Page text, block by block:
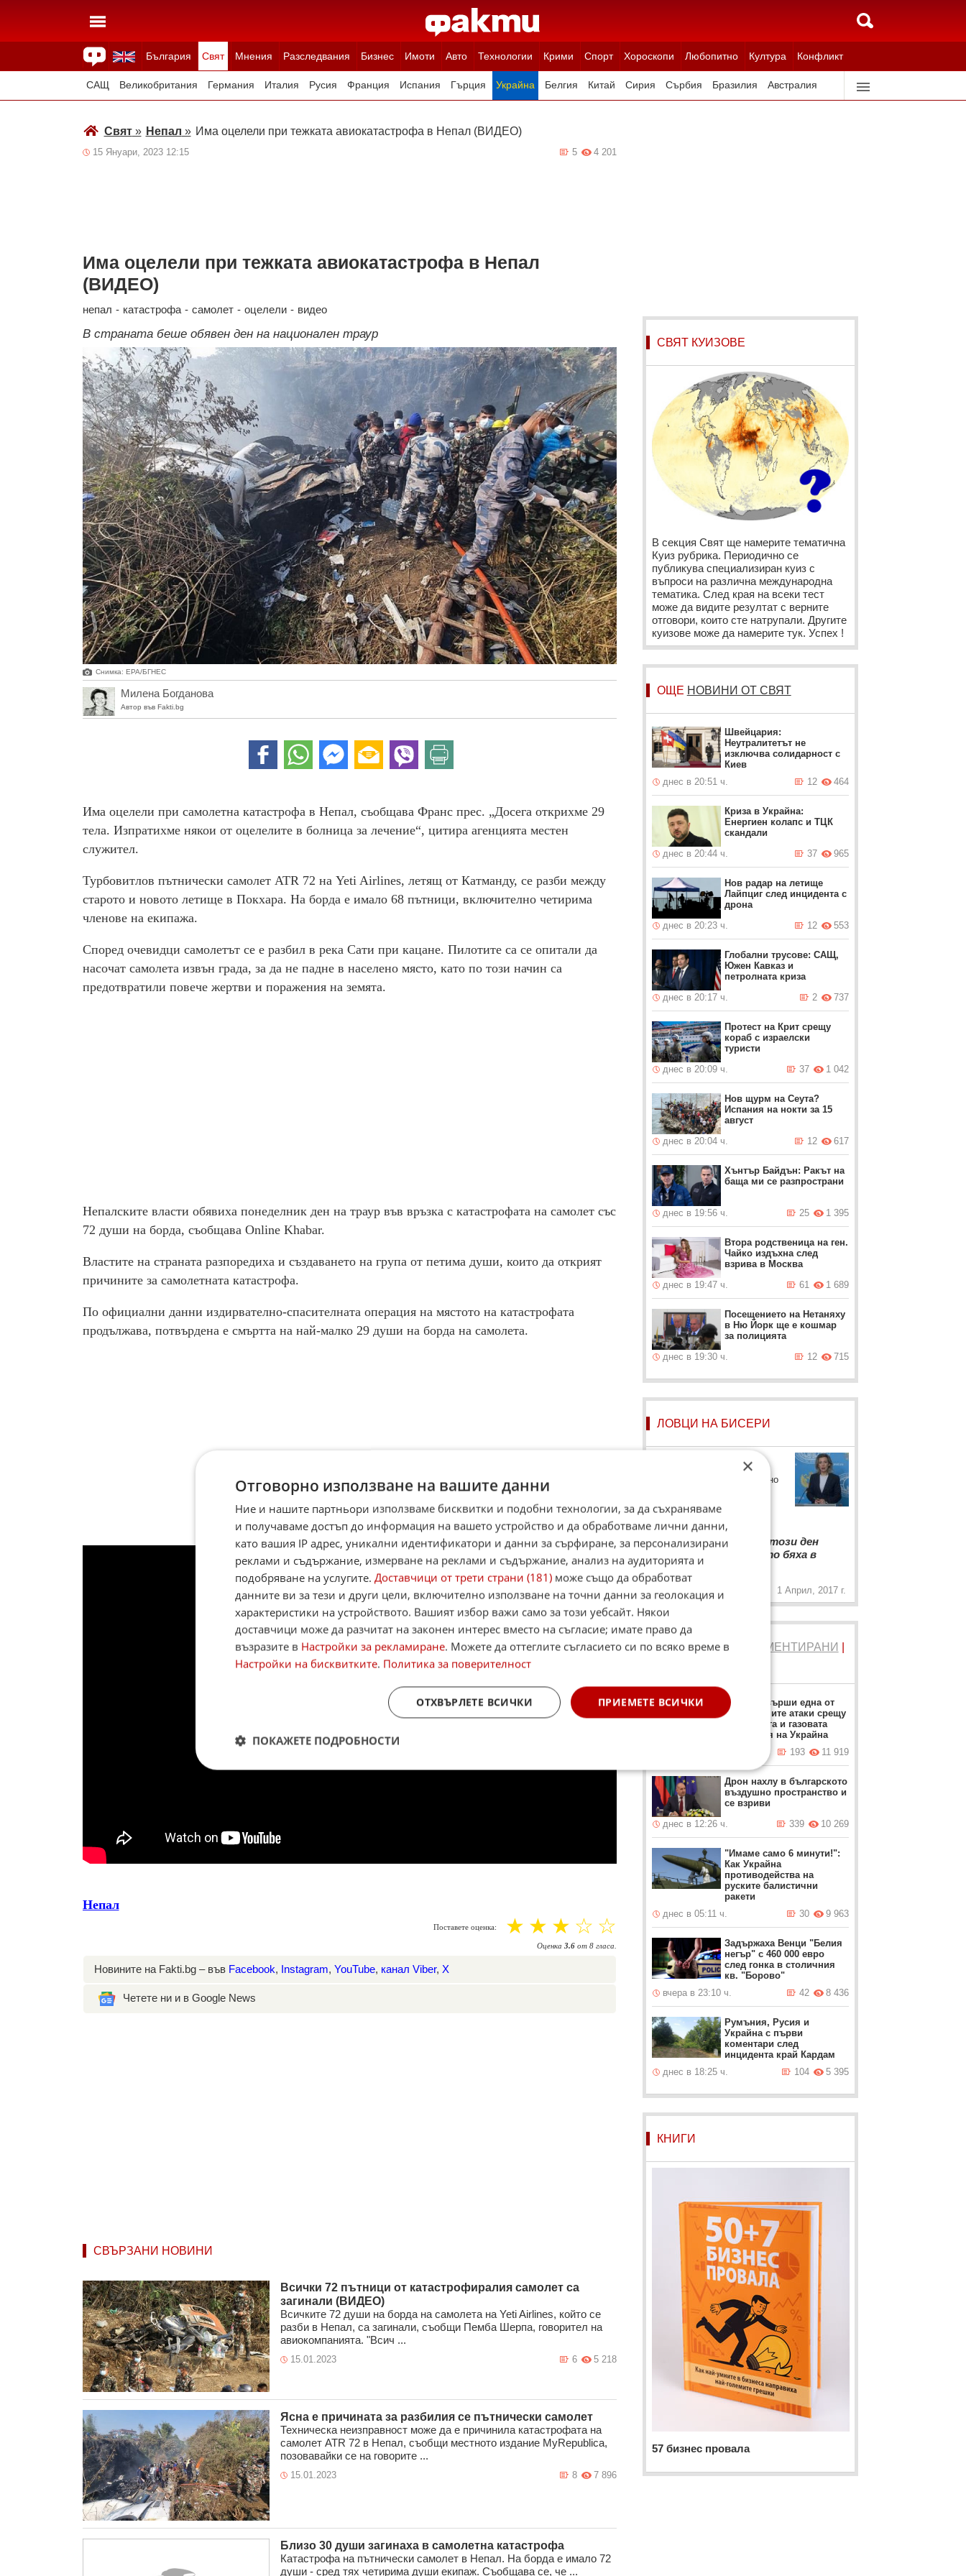
България Свят Мнения Разследвания Бизнес Имоти Авто Технологии Крими Спорт Хороскопи Любопитно Култура Конфликт
Здраве Времето Анкети Вицове Куизове
САЩ Великобритания Германия Италия Русия Франция Испания Гърция Украйна Белгия Китай Сирия Сърбия Бразилия Австралия
Свят» Непал » Има оцелели при тежката авиокатастрофа в Непал (ВИДЕО)
15 Януари, 2023 12:15 4 201
5
Има оцелели при тежката авиокатастрофа в Непал
(ВИДЕО)
непал - катастрофа - самолет - оцелели - видео
В страната беше обявен ден на национален траур
Снимка: ЕРА/БГНЕС
Милена Богданова
Автор във Fakti.bg
Има оцелели при самолетна катастрофа в Непал, съобщава Франс прес. „Досега открихме 29
тела. Изпратихме някои от оцелелите в болница за лечение“, цитира агенцията местен
служител.
Турбовитлов пътнически самолет ATR 72 на Yeti Airlines, летящ от Катманду, се разби между
старото и новото летище в Покхара. На борда е имало 68 пътници, включително четирима
членове на екипажа.
Според очевидци самолетът се е разбил в река Сати при кацане. Пилотите са се опитали да
насочат самолета извън града, за да не падне в населено място, като по този начин са
предотвратили повече жертви и поражения на земята.
Непалските власти обявиха понеделник ден на траур във връзка с катастрофата на самолет със
72 души на борда, съобщава Online Khabar.
Властите на страната разпоредиха и създаването на група от петима души, които да открият
причините за самолетната катастрофа.
По официални данни издирвателно-спасителната операция на мястото на катастрофата
продължава, потвърдена е смъртта на най-малко 29 души на борда на самолета.
Непал
Поставете оценка: ☆
☆
☆
☆
☆
Оценка 3.6от 8гласа.
Новините на Fakti.bg – във Facebook, Instagram, YouTube, канал Viber, X
Четете ни и в Google News
СВЪРЗАНИ НОВИНИ
Всички 72 пътници от катастрофиралия самолет са
загинали (ВИДЕО)
Всичките 72 души на борда на самолета на Yeti Airlines, който се
разби в Непал, са загинали, съобщи Пемба Шерпа, говорител на
авиокомпанията. "Всич ...
15.01.2023 5 218
6
Ясна е причината за разбилия се пътнически самолет
Техническа неизправност може да е причинила катастрофата на
самолет ATR 72 в Непал, съобщи местното издание MyRepublica,
позовавайки се на говорите ...
15.01.2023 7 896
8
Близо 30 души загинаха в самолетна катастрофа
Катастрофа на пътнически самолет в Непал. На борда е имало 72
души - сред тях четирима души екипаж. Съобщава се, че ...
СВЯТ КУИЗОВЕ
В секция Свят ще намерите тематична
Куиз рубрика. Периодично се
публикува специализиран куиз с
въпроси на различна международна
тематика. След края на всеки тест
може да видите резултат с верните
отговори, които сте натрупали. Другите
куизове може да намерите тук. Успех !
ОЩЕ НОВИНИ ОТ СВЯТ
Швейцария:
Неутралитетът не
изключва солидарност с
Киев
днес в 20:51 ч.
464
12
Криза в Украйна:
Енергиен колапс и ТЦК
скандали
днес в 20:44 ч.
965
37
Нов радар на летище
Лайпциг след инцидента с
дрона
днес в 20:23 ч.
553
12
Глобални трусове: САЩ,
Южен Кавказ и
петролната криза
днес в 20:17 ч.
737
2
Протест на Крит срещу
кораб с израелски
туристи
днес в 20:09 ч.
1 042
37
Нов щурм на Сеута?
Испания на нокти за 15
август
днес в 20:04 ч.
617
12
Хънтър Байдън: Ракът на
баща ми се разпространи
днес в 19:56 ч. 1 395
25
Втора родственица на ген.
Чайко издъхна след
взрива в Москва
днес в 19:47 ч.
1 689
61
Посещението на Нетаняху
в Ню Йорк ще e кошмар
за полицията
днес в 19:30 ч.
715
12
ЛОВЦИ НА БИСЕРИ
Говорителят руското външно
участието на Москва в
българските избори
“ Струва ми се, че в този ден
руските хакери просто бяха в
почивка „
1 Април, 2017 г.
ТОП 5ЧЕТЕНИ КОМЕНТИРАНИ
Русия извърши една от
най-големите атаки срещу
петролната и газовата
индустрия на Украйна
11 919
193
Дрон нахлу в българското
въздушно пространство и
се взриви
днес в 12:26 ч.
10 269
339
"Имаме само 6 минути!":
Как Украйна
противодейства на
руските балистични
ракети
днес в 05:11 ч.
9 963
30
Задържаха Венци "Белия
негър" с 460 000 евро
след гонка в столичния
кв. "Борово"
вчера в 23:10 ч.
8 436
42
Румъния, Русия и
Украйна с първи
коментари след
инцидента край Кардам
днес в 18:25 ч.
5 395
104
КНИГИ
57 бизнес провала
×
Отговорно използване на вашите данни
Ние и нашите партньори използваме бисквитки и подобни технологии, за да съхраняваме
и получаваме достъп до информация на вашето устройство и да обработваме лични данни,
като вашия IP адрес, уникални идентификатори и данни за сърфиране, за персонализирани
реклами и съдържание, измерване на реклами и съдържание, анализ на аудиторията и
подобряване на услугите. Доставчици от трети страни (181) може също да обработват
данните ви за тези и други цели, включително използване на точни данни за геолокация и
характеристики на устройството. Вашият избор важи само за този уебсайт. Някои
доставчици може да разчитат на законен интерес вместо на съгласие; имате право да
възразите в Настройки за рекламиране. Можете да оттеглите съгласието си по всяко време в
Настройки на бисквитките. Политика за поверителност
ПРИЕМЕТЕ ВСИЧКИ
ОТХВЪРЛЕТЕ ВСИЧКИ
ПОКАЖЕТЕ ПОДРОБНОСТИ